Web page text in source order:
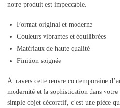
notre produit est impeccable.
Format original et moderne
Couleurs vibrantes et équilibrées
Matériaux de haute qualité
Finition soignée
À travers cette œuvre contemporaine
modernité et la sophistication dans votre
simple objet décoratif, c’est une pièce